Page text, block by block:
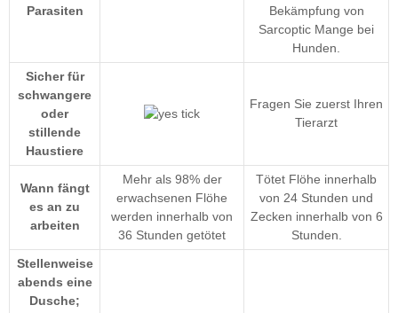
Parasiten
Bekämpfung von
Sarcoptic Mange bei
Hunden.
Sicher für
schwangere
oder
stillende
Haustiere
Fragen Sie zuerst Ihren
Tierarzt
Wann fängt
es an zu
arbeiten
Mehr als 98% der
erwachsenen Flöhe
werden innerhalb von
36 Stunden getötet
Tötet Flöhe innerhalb
von 24 Stunden und
Zecken innerhalb von 6
Stunden.
Stellenweise
abends eine
Dusche;